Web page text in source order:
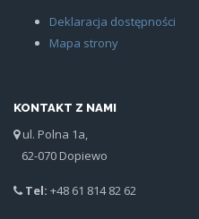
Deklaracja dostępności
Mapa strony
KONTAKT Z NAMI
ul. Polna 1a,
62-070 Dopiewo
Tel: +48 61 814 82 62